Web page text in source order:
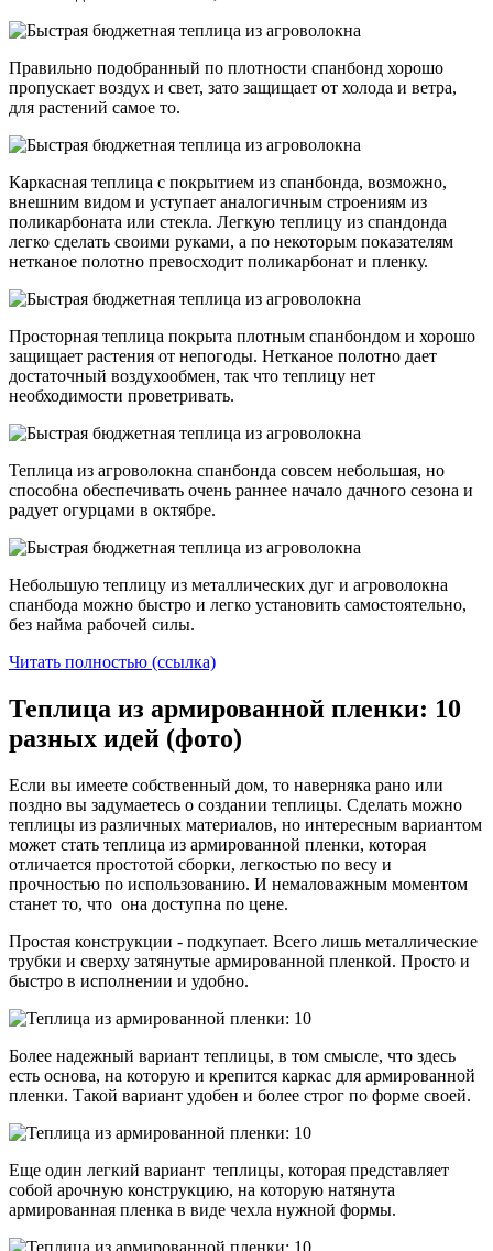
Правильно подобранный по плотности спанбонд хорошо
пропускает воздух и свет, зато защищает от холода и ветра,
для растений самое то.
Каркасная теплица с покрытием из спанбонда, возможно,
внешним видом и уступает аналогичным строениям из
поликарбоната или стекла. Легкую теплицу из спандонда
легко сделать своими руками, а по некоторым показателям
нетканое полотно превосходит поликарбонат и пленку.
Просторная теплица покрыта плотным спанбондом и хорошо
защищает растения от непогоды. Нетканое полотно дает
достаточный воздухообмен, так что теплицу нет
необходимости проветривать.
Теплица из агроволокна спанбонда совсем небольшая, но
способна обеспечивать очень раннее начало дачного сезона и
радует огурцами в октябре.
Небольшую теплицу из металлических дуг и агроволокна
спанбода можно быстро и легко установить самостоятельно,
без найма рабочей силы.
Читать полностью (ссылка)
Теплица из армированной пленки: 10
разных идей (фото)
Если вы имеете собственный дом, то наверняка рано или
поздно вы задумаетесь о создании теплицы. Сделать можно
теплицы из различных материалов, но интересным вариантом
может стать теплица из армированной пленки, которая
отличается простотой сборки, легкостью по весу и
прочностью по использованию. И немаловажным моментом
станет то, что она доступна по цене.
Простая конструкции - подкупает. Всего лишь металлические
трубки и сверху затянутые армированной пленкой. Просто и
быстро в исполнении и удобно.
Более надежный вариант теплицы, в том смысле, что здесь
есть основа, на которую и крепится каркас для армированной
пленки. Такой вариант удобен и более строг по форме своей.
Еще один легкий вариант теплицы, которая представляет
собой арочную конструкцию, на которую натянута
армированная пленка в виде чехла нужной формы.